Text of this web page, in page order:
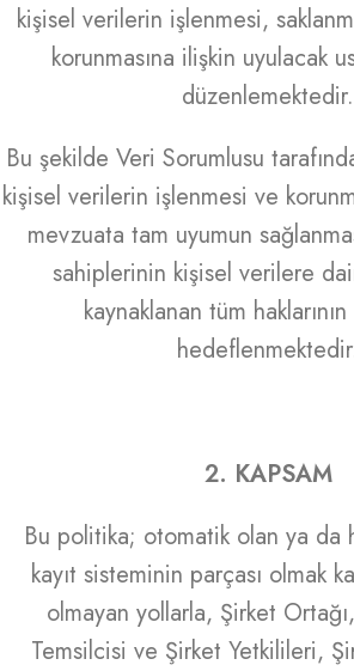
kişisel verilerin işlenmesi,
korunmasına ilişkin uyulacak
düzenlemektedir.
Bu şekilde Veri Sorumlusu
kişisel verilerin işlenmesi ve
mevzuata tam uyumun
sahiplerinin kişisel verilere
kaynaklanan tüm haklarının
2. KAPSAM
Bu politika; otomatik olan ya da
kayıt sisteminin parçası olmak
olmayan yollarla, Şirket
Temsilcisi ve Şirket Yetkilileri,